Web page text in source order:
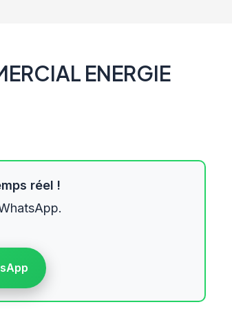
ENERGIE
réel !